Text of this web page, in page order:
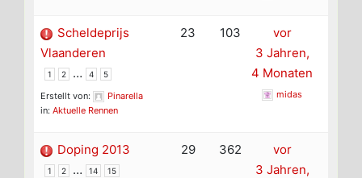
Scheldeprijs
Vlaanderen
1 2 … 4 5
Erstellt von:
Pinarella
in: Aktuelle Rennen
23 103
vor
3 Jahren,
4 Monaten
midas
Doping 2013
1 2 … 14 15
29 362
vor
3 Jahren,